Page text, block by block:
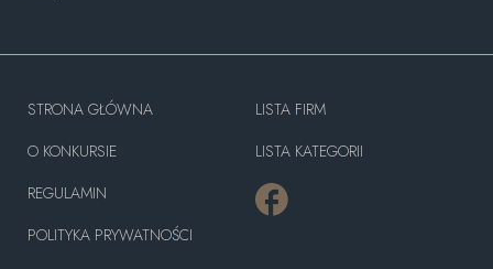
STRONA GŁÓWNA
O KONKURSIE
REGULAMIN
POLITYKA PRYWATNOŚCI
LISTA FIRM
LISTA KATEGORII